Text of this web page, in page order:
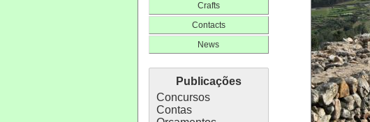
Crafts
Contacts
News
Publicações
Concursos
Contas